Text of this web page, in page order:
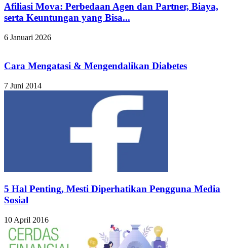
Afiliasi Mova: Perbedaan Agen dan Partner, Biaya,
serta Keuntungan yang Bisa...
6 Januari 2026
Cara Mengatasi & Mengendalikan Diabetes
7 Juni 2014
5 Hal Penting, Mesti Diperhatikan Pengguna Media
Sosial
10 April 2016